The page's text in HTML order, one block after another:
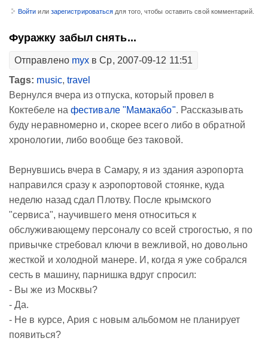
Войти или зарегистрироваться для того, чтобы оставить свой комментарий.
Фуражку забыл снять...
Отправлено myx в Ср, 2007-09-12 11:51
Tags: music,travel
Вернулся вчера из отпуска, который провел в
Коктебеле нафестивале "Мамакабо". Рассказывать
буду неравномерно и, скорее всего либо в обратной
хронологии, либо вообще без таковой.
Вернувшись вчера в Самару, я из здания аэропорта
направился сразу к аэропортовой стоянке, куда
неделю назад сдал Плотву. После крымского
"сервиса", научившего меня относиться к
обслуживающему персоналу со всей строгостью, я по
привычке стребовал ключи в вежливой, но довольно
жесткой и холодной манере. И, когда я уже собрался
сесть в машину, парнишка вдруг спросил:
- Вы же из Москвы?
- Да.
- Не в курсе, Ария с новым альбомом не планирует
появиться?